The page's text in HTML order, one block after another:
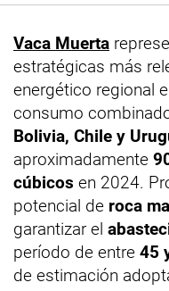
Vaca Muerta
estratégicas más
energético regional
consumo
Bolivia, Chile y
aproximadamente
cúbicos en 2024.
potencial de roca
garantizar el
período de entre 45
de estimación